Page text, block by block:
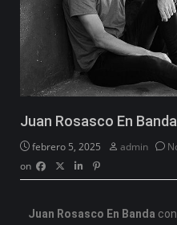
Juan Rosasco En
febrero 5, 2025 admin
on
Juan Rosasco En Banda